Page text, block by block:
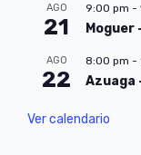
AGO
21
9:00 pm -
Moguer
AGO
22
8:00 pm -
Azuaga
Ver calendario